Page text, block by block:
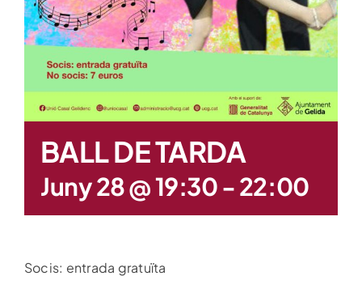
BALL DE TARDA
Juny 28 @ 19:30-22:00
Socis: entrada gratuïta